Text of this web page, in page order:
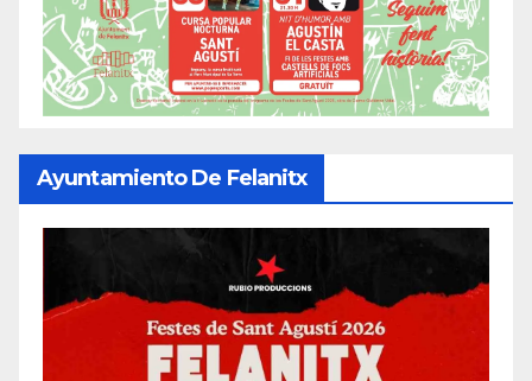
Ayuntamiento De Felanitx